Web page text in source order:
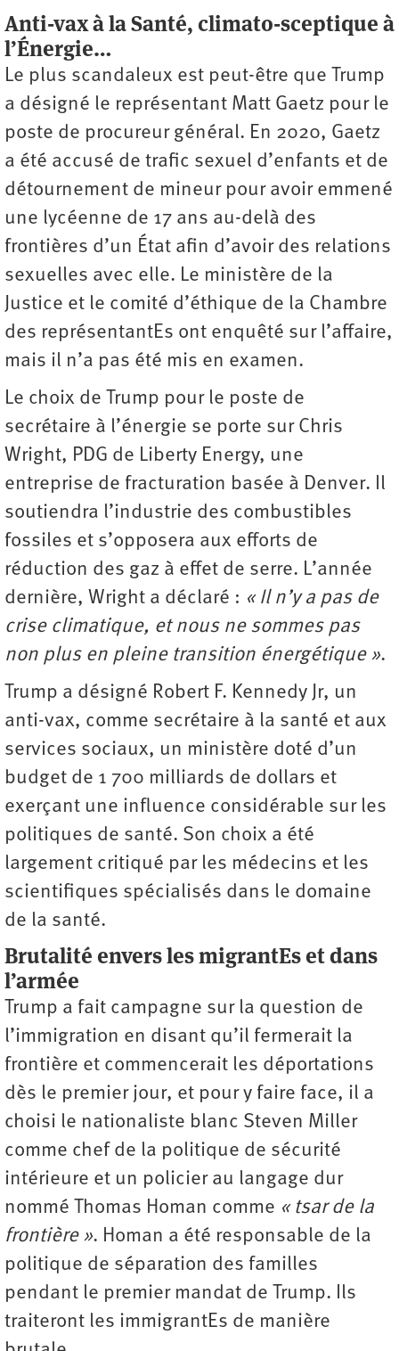
Anti-vax à la Santé, climato-sceptique à
l’Énergie…
Le plus scandaleux est peut-être que Trump
a désigné le représentant Matt Gaetz pour le
poste de procureur général. En 2020, Gaetz
a été accusé de trafic sexuel d’enfants et de
détournement de mineur pour avoir emmené
une lycéenne de 17 ans au-delà des
frontières d’un État afin d’avoir des relations
sexuelles avec elle. Le ministère de la
Justice et le comité d’éthique de la Chambre
des représentantEs ont enquêté sur l’affaire,
mais il n’a pas été mis en examen.
Le choix de Trump pour le poste de
secrétaire à l’énergie se porte sur Chris
Wright, PDG de Liberty Energy, une
entreprise de fracturation basée à Denver. Il
soutiendra l’industrie des combustibles
fossiles et s’opposera aux efforts de
réduction des gaz à effet de serre. L’année
dernière, Wright a déclaré : « Il n’y a pas de
crise climatique, et nous ne sommes pas
non plus en pleine transition énergétique ».
Trump a désigné Robert F. Kennedy Jr, un
anti-vax, comme secrétaire à la santé et aux
services sociaux, un ministère doté d’un
budget de 1 700 milliards de dollars et
exerçant une influence considérable sur les
politiques de santé. Son choix a été
largement critiqué par les médecins et les
scientifiques spécialisés dans le domaine
de la santé.
Brutalité envers les migrantEs et dans
l’armée
Trump a fait campagne sur la question de
l’immigration en disant qu’il fermerait la
frontière et commencerait les déportations
dès le premier jour, et pour y faire face, il a
choisi le nationaliste blanc Steven Miller
comme chef de la politique de sécurité
intérieure et un policier au langage dur
nommé Thomas Homan comme « tsar de la
frontière ». Homan a été responsable de la
politique de séparation des familles
pendant le premier mandat de Trump. Ils
traiteront les immigrantEs de manière